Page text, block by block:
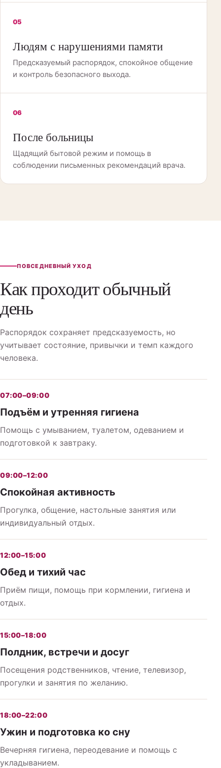
05
Людям с нарушениями памяти
Предсказуемый распорядок, спокойное общение
и контроль безопасного выхода.
06
После больницы
Щадящий бытовой режим и помощь в
соблюдении письменных рекомендаций врача.
ПОВСЕДНЕВНЫЙ УХОД
Как проходит обычный
день
Распорядок сохраняет предсказуемость, но
учитывает состояние, привычки и темп каждого
человека.
07:00–09:00
Подъём и утренняя гигиена
Помощь с умыванием, туалетом, одеванием и
подготовкой к завтраку.
09:00–12:00
Спокойная активность
Прогулка, общение, настольные занятия или
индивидуальный отдых.
12:00–15:00
Обед и тихий час
Приём пищи, помощь при кормлении, гигиена и
отдых.
15:00–18:00
Полдник, встречи и досуг
Посещения родственников, чтение, телевизор,
прогулки и занятия по желанию.
18:00–22:00
Ужин и подготовка ко сну
Вечерняя гигиена, переодевание и помощь с
укладыванием.